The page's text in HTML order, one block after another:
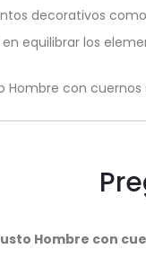
decorativos
equilibrar los
Hombre con
Hombre con